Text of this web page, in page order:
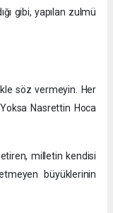
gibi, yapılan zulmü
söz vermeyin. Her
Nasrettin Hoca
milletin kendisi
büyüklerinin